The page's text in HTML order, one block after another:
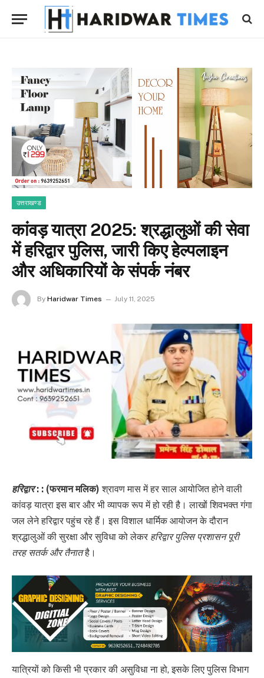
उत्तराखण्ड
कांवड़ यात्रा 2025: श्रद्धालुओं की सेवा
में हरिद्वार पुलिस, जारी किए हेल्पलाइन
और अधिकारियों के संपर्क नंबर
By Haridwar Times July 11, 2025
हरिद्वार: : (फरमान मलिक) श्रावण मास में हर साल आयोजित होने वाली
कांवड़ यात्रा इस बार और भी व्यापक रूप में हो रही है। लाखों शिवभक्त गंगा
जल लेने हरिद्वार पहुंच रहे हैं। इस विशाल धार्मिक आयोजन के दौरान
श्रद्धालुओं की सुरक्षा और सुविधा को लेकर हरिद्वार पुलिस प्रशासन पूरी
तरह सतर्क और तैनातहै।
यात्रियों को किसी भी प्रकार की असुविधा ना हो, इसके लिए पुलिस विभाग